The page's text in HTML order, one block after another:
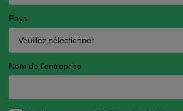
Pays*
Nom de l'entreprise